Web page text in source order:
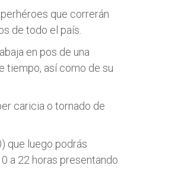
que correrán
de todo el país.
en pos de una
tiempo, así como de su
caricia o tornado de
que luego podrás
a 22 horas presentando